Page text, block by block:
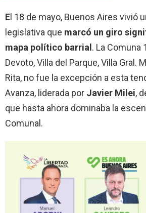
E l 18 de mayo, Buenos Aires vivió
legislativa que marcó un giro
mapa político barrial . La Comuna
Devoto, Villa del Parque, Villa Gral.
Rita, no fue la excepción a esta
Avanza, liderada por Javier Milei,
que hasta ahora dominaba la
Comunal.